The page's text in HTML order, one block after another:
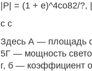
|Р| = (1 + е)^4со82/
с с
Здесь А — площадь
5Г — мощность
г, б — коэффициент